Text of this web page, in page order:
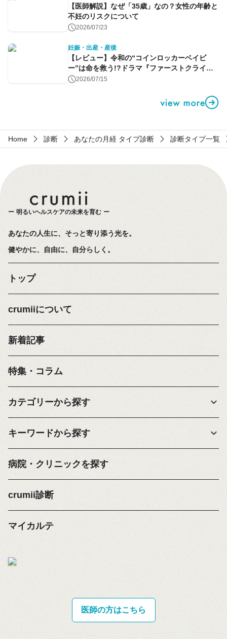
【医師解説】なぜ「35歳」なの？女性の年齢と
不妊のリスクについて
2026/07/23
妊娠・出産・産後
【レビュー】令和の“コインロッカーベイビ
ー”は命を救う!?ドラマ『ファーストクライ』
第1話2026/07/15
Home 診断 あなたの月経 タイプ診断 診断タイプ一覧
明るいヘルスケアの未来を育む
あなたの人生に、そっと寄り添う光を。
健やかに、自由に、自分らしく。
トップ
crumiiについて
新着記事
特集・コラム
カテゴリーから探す
キーワードから探す
病院・クリニックを探す
crumii診断
マイカルテ
医師の方はこちら